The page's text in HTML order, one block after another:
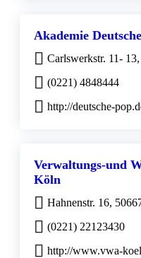
Akademie
Carlswerkstr. 11-
(0221) 4848444
http://deutsche-
Verwaltungs-und
Köln
Hahnenstr. 16,
(0221) 22123430
http://www.vwa-